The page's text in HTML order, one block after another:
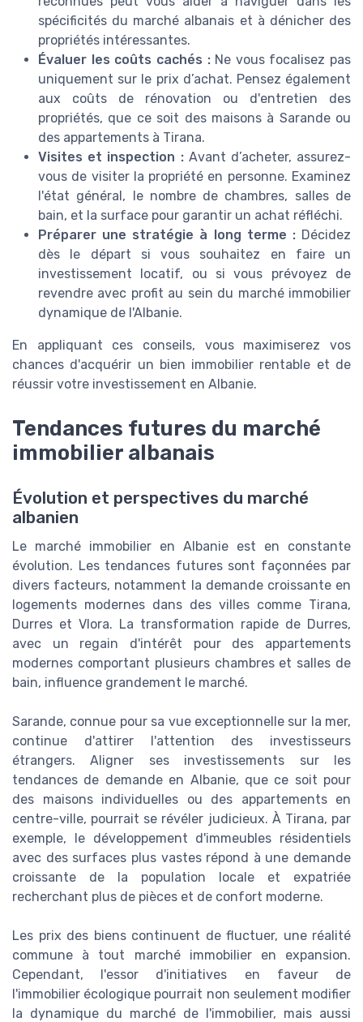
spécificités du marché albanais et à dénicher des
propriétés intéressantes.
Évaluer les coûts cachés :Ne vous focalisez pas
uniquement sur le prix d’achat. Pensez également
aux coûts de rénovation ou d'entretien des
propriétés, que ce soit des maisons à Sarande ou
des appartements à Tirana.
Visites et inspection :Avant d’acheter, assurez-
vous de visiter la propriété en personne. Examinez
l'état général, le nombre de chambres, salles de
bain, et la surface pour garantir un achat réfléchi.
Préparer une stratégie à long terme :Décidez
dès le départ si vous souhaitez en faire un
investissement locatif, ou si vous prévoyez de
revendre avec profit au sein du marché immobilier
dynamique de l'Albanie.
En appliquant ces conseils, vous maximiserez vos
chances d'acquérir un bien immobilier rentable et de
réussir votre investissement en Albanie.
Tendances futures du marché
immobilier albanais
Évolution et perspectives du marché
albanien
Le marché immobilier en Albanie est en constante
évolution. Les tendances futures sont façonnées par
divers facteurs, notamment la demande croissante en
logements modernes dans des villes comme Tirana,
Durres et Vlora. La transformation rapide de Durres,
avec un regain d'intérêt pour des appartements
modernes comportant plusieurs chambres et salles de
bain, influence grandement le marché.
Sarande, connue pour sa vue exceptionnelle sur la mer,
continue d'attirer l'attention des investisseurs
étrangers. Aligner ses investissements sur les
tendances de demande en Albanie, que ce soit pour
des maisons individuelles ou des appartements en
centre-ville, pourrait se révéler judicieux. À Tirana, par
exemple, le développement d'immeubles résidentiels
avec des surfaces plus vastes répond à une demande
croissante de la population locale et expatriée
recherchant plus de pièces et de confort moderne.
Les prix des biens continuent de fluctuer, une réalité
commune à tout marché immobilier en expansion.
Cependant, l'essor d'initiatives en faveur de
l'immobilier écologique pourrait non seulement modifier
la dynamique du marché de l'immobilier, mais aussi